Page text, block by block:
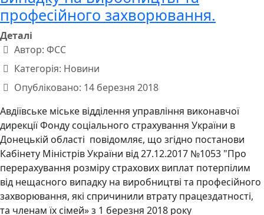
професійного захворювання.
Деталі
Автор: ФСС
Категорія: Новини
Опубліковано: 14 березня 2018
Авдіївське міське відділення управління виконавчої
дирекції Фонду соціального страхування України в
Донецькій області повідомляє, що згідно постанови
Кабінету Міністрів України від 27.12.2017 №1053 "Про
перерахування розміру страхових виплат потерпілим
від нещасного випадку на виробництві та професійного
захворювання, які спричинили втрату працездатності,
та членам їх сімей» з 1 березня 2018 року